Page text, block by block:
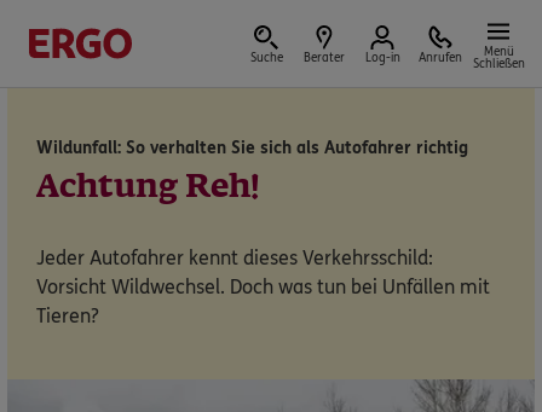
Suche Berater Log-in Anrufen
Menü
Schließen
Versicherungen & Finanzen
Wildunfall: So verhalten Sie sich als Autofahrer richtig
Achtung Reh!
Jeder Autofahrer kennt dieses Verkehrsschild:
Vorsicht Wildwechsel. Doch was tun bei Unfällen mit
Tieren?